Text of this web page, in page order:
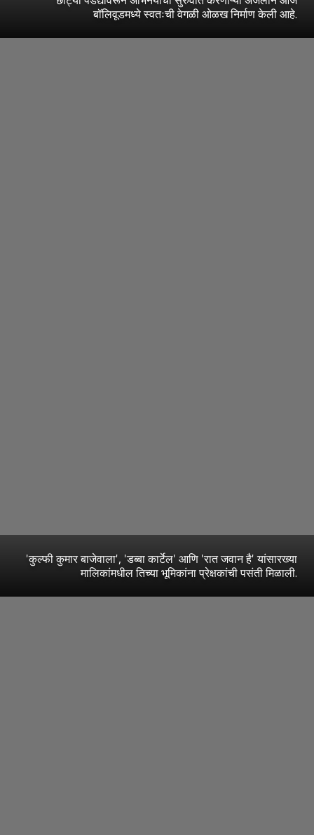
बॉलिवूडमध्ये स्वतःची वेगळी ओळख निर्माण केली आहे.
'कुल्फी कुमार बाजेवाला', 'डब्बा कार्टेल' आणि 'रात जवान है' यांसारख्या
मालिकांमधील तिच्या भूमिकांना प्रेक्षकांची पसंती मिळाली.